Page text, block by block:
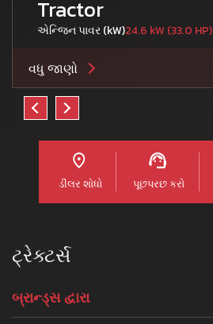
Tractor
એન્જિન પાવર (kW)24.6 kW (33.0 HP)
વધુ જાણો
ડીલર શોધો પૂછપરછ કરો
ટ્રેક્ટર્સ
બ્રાન્ડ્સ દ્વારા